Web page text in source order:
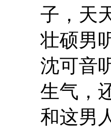
子，天
壮硕男
沈可音
生气，
和这男